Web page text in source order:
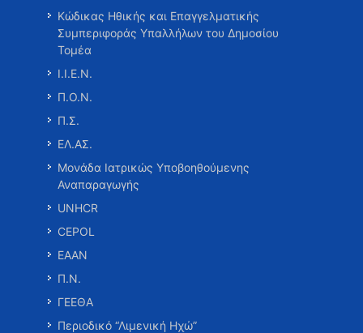
Κώδικας Ηθικής και Επαγγελματικής
Συμπεριφοράς Υπαλλήλων του Δημοσίου
Τομέα
Ι.Ι.Ε.Ν.
Π.Ο.Ν.
Π.Σ.
ΕΛ.ΑΣ.
Μονάδα Ιατρικώς Υποβοηθούμενης
Αναπαραγωγής
UNHCR
CEPOL
ΕΑΑΝ
Π.Ν.
ΓΕΕΘΑ
Περιοδικό “Λιμενική Ηχώ”